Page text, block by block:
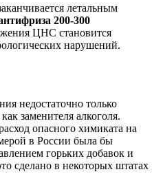
летальным
200-300
ЦНС становится
нарушений.
недостаточно только
заменителя алкоголя.
опасного химиката на
в России была бы
горьких добавок и
сделано в некоторых штатах